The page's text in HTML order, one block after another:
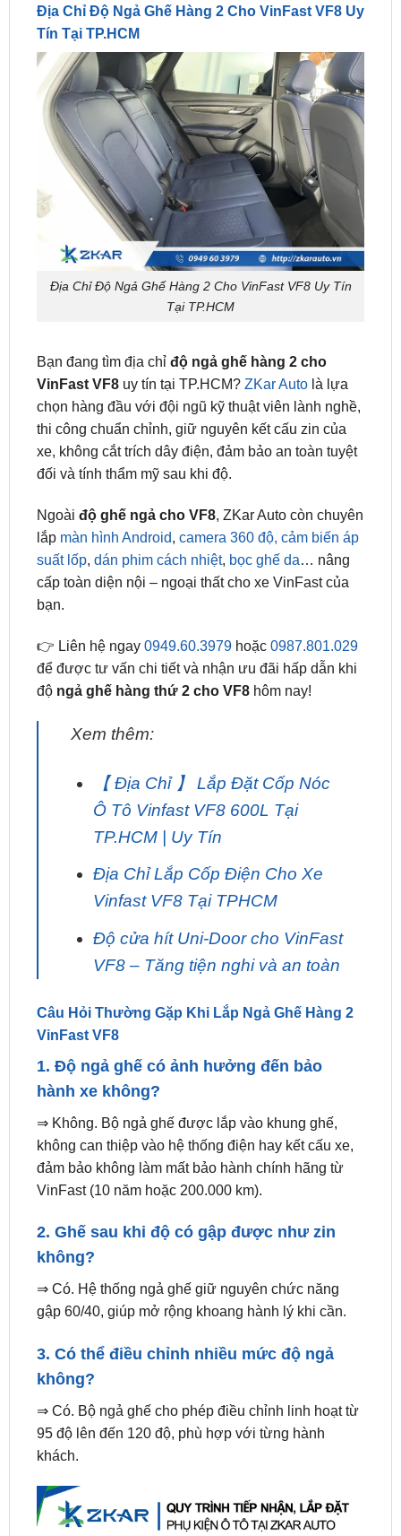
Địa Chỉ Độ Ngả Ghế Hàng 2 Cho VinFast VF8 Uy Tín
Tại TP.HCM
Bạn đang tìm địa chỉđộ ngả ghế hàng 2 cho
chọn hàng đầu với đội ngũ kỹ thuật viên lành nghề,
thi công chuẩn chỉnh, giữ nguyên kết cấu zin của
xe, không cắt trích dây điện, đảm bảo an toàn tuyệt
đối và tính thẩm mỹ sau khi độ.
Ngoài độ ghế ngả cho VF8, ZKar Auto còn chuyên
suất lốp,dán phim cách nhiệt ,bọc ghế da… nâng
cấp toàn diện nội – ngoại thất cho xe VinFast của
bạn.
👉 Liên hệ ngay
độ ngả ghế hàng thứ 2 cho VF8hôm nay!
Xem thêm:
【 Địa Chỉ 】 Lắp Đặt Cốp Nóc
TP.HCM | Uy Tín
Địa Chỉ Lắp Cốp Điện Cho Xe
Độ cửa hít Uni-Door cho VinFast
Câu Hỏi Thường Gặp Khi Lắp Ngả Ghế Hàng 2
1. Độ ngả ghế có ảnh hưởng đến bảo
hành xe không?
⇒ Không. Bộ ngả ghế được lắp vào khung ghế,
không can thiệp vào hệ thống điện hay kết cấu xe,
đảm bảo không làm mất bảo hành chính hãng từ
VinFast (10 năm hoặc 200.000 km).
2. Ghế sau khi độ có gập được như zin
⇒ Có. Hệ thống ngả ghế giữ nguyên chức năng
gập 60/40, giúp mở rộng khoang hành lý khi cần.
3. Có thể điều chỉnh nhiều mức độ ngả
⇒ Có. Bộ ngả ghế cho phép điều chỉnh linh hoạt từ
95 độ lên đến 120 độ, phù hợp với từng hành
khách.